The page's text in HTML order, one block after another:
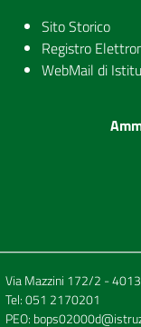
Sito Storico
Registro
WebMail di
Via Mazzini 172/2 -
Tel:051 2170201
PEO: